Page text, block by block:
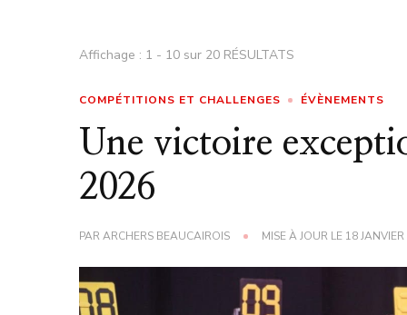
Affichage : 1 - 10 sur 20 RÉSULTATS
COMPÉTITIONS ET CHALLENGES ÉVÈNEMENTS
Une victoire
2026
PARARCHERS BEAUCAIROIS MISE À JOUR LE 18